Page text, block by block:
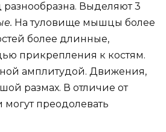
Выделяют 3
На туловище мышцы более
более длинные,
прикрепления к костям.
амплитудой. Движения,
размах. В отличие от
преодолевать